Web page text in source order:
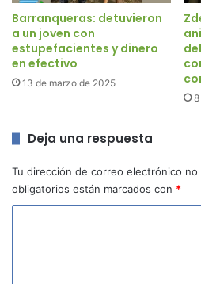
Barranqueras: detuvieron
a un joven con
estupefacientes y dinero
en efectivo
13 de marzo de 2025
Deja una respuesta
Tu dirección de correo electrónico no
obligatorios están marcados con *